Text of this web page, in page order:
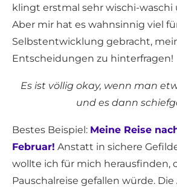
klingt erstmal sehr wischi-waschi
Aber mir hat es wahnsinnig viel
Selbstentwicklung gebracht,
Entscheidungen zu hinterfragen!
Es ist völlig okay, wenn man
und es dann
Bestes Beispiel: Meine Reise
Februar! Anstatt in sichere
wollte ich für mich herausfinden,
Pauschalreise gefallen würde.